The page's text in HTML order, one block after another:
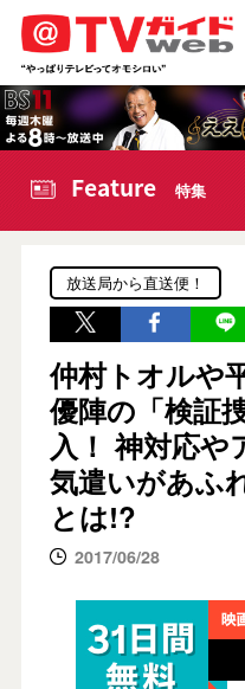
Feature 特集
放送局から直送便！
仲村トオルや
優陣の「検証
入！ 神対応
気遣いがあふ
とは!?
2017/06/28